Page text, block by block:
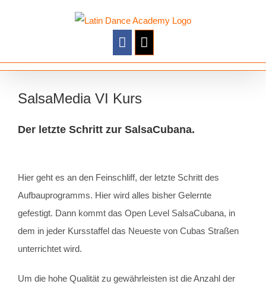
SalsaMedia VI Kurs
Der letzte Schritt zur SalsaCubana.
Hier geht es an den Feinschliff, der letzte Schritt des
Aufbauprogramms. Hier wird alles bisher Gelernte
gefestigt. Dann kommt das Open Level SalsaCubana, in
dem in jeder Kursstaffel das Neueste von Cubas Straßen
unterrichtet wird.
Um die hohe Qualität zu gewährleisten ist die Anzahl der